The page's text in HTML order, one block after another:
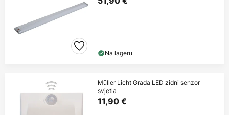
Na lageru
Müller Licht Grada LED zidni senzor
svjetla
11,90 €